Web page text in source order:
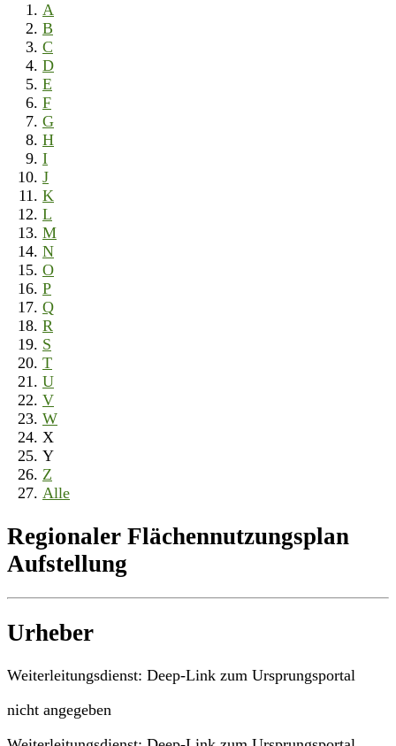
A
B
C
D
E
F
G
H
I
J
K
L
M
N
O
P
Q
R
S
T
U
V
W
X
Y
Z
Alle
Regionaler Flächennutzungsplan
Aufstellung
Urheber
Weiterleitungsdienst: Deep-Link zum Ursprungsportal
nicht angegeben